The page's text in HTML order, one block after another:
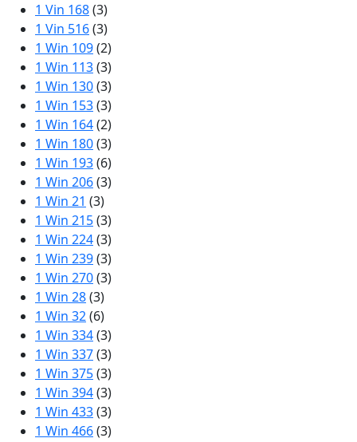
1 Vin 168(3)
1 Vin 516(3)
1 Win 109(2)
1 Win 113(3)
1 Win 130(3)
1 Win 153(3)
1 Win 164(2)
1 Win 180(3)
1 Win 193(6)
1 Win 206(3)
1 Win 21 (3)
1 Win 215(3)
1 Win 224(3)
1 Win 239(3)
1 Win 270(3)
1 Win 28(3)
1 Win 32(6)
1 Win 334(3)
1 Win 337(3)
1 Win 375(3)
1 Win 394(3)
1 Win 433(3)
1 Win 466(3)